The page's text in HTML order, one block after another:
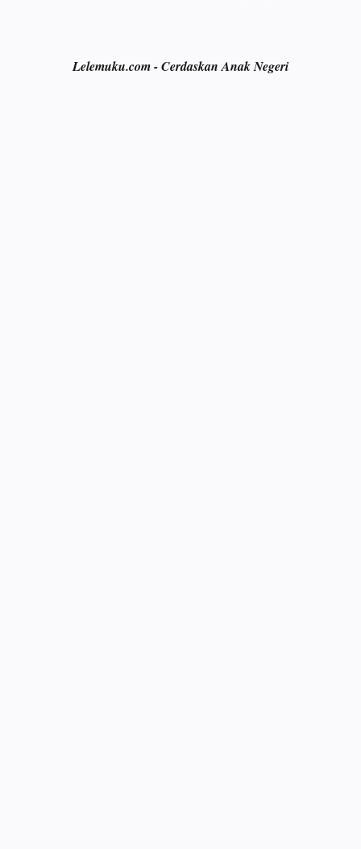
Lelemuku.com - Cerdaskan Anak Negeri